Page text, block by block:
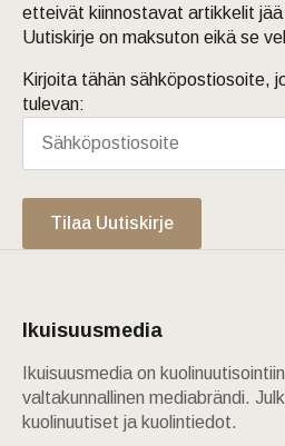
etteivät kiinnostavat artikkelit
Uutiskirje on maksuton eikä se
Kirjoita tähän sähköpostiosoite,
tulevan:
Tilaa Uutiskirje
Ikuisuusmedia
Ikuisuusmedia on
valtakunnallinen mediabrändi.
kuolinuutiset ja kuolintiedot.